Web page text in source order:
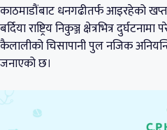
काठमाडौंबाट धनगढीतर्फ आइरहेको
बर्दिया राष्ट्रिय निकुञ्ज क्षेत्रभित्र
कैलालीको चिसापानी पुल नजिक
जनाएको छ।